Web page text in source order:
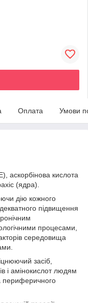
Оплата Умови
аскорбінова кислота
(ядра).
дію кожного
підвищення
процесами,
середовища
засіб,
і амінокислот людям
периферичного